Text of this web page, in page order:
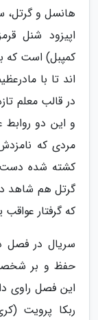
هانسل و
اپیزود شنل
کمپبل) است که
اند تا با
در قالب معلم
و این دو روابط
مردی که
کشته شده دست
گرتل هم شاهد
که گرفتار
سریال در فصل
حفظ و بر
این فصل راوی
ربکا پرویت